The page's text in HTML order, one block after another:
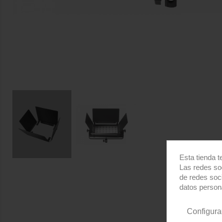
Esta tienda
Las redes
de redes
datos